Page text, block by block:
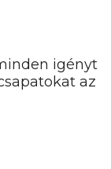
igényt
az